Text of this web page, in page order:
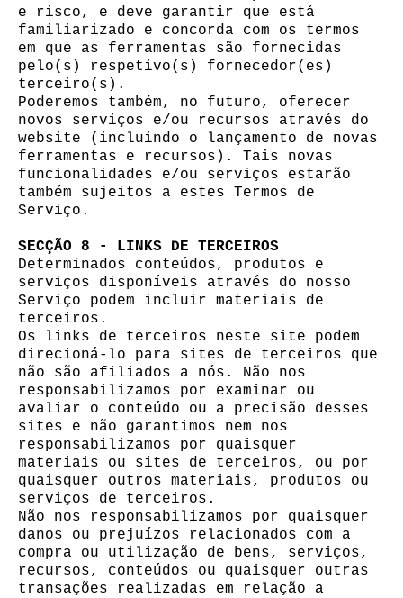
e risco, e deve garantir que está
familiarizado e concorda com os termos
em que as ferramentas são fornecidas
pelo(s) respetivo(s) fornecedor(es)
terceiro(s).
Poderemos também, no futuro, oferecer
novos serviços e/ou recursos através do
website (incluindo o lançamento de novas
ferramentas e recursos). Tais novas
funcionalidades e/ou serviços estarão
também sujeitos a estes Termos de
Serviço.
SECÇÃO 8 - LINKS DE TERCEIROS
Determinados conteúdos, produtos e
serviços disponíveis através do nosso
Serviço podem incluir materiais de
terceiros.
Os links de terceiros neste site podem
direcioná-lo para sites de terceiros que
não são afiliados a nós. Não nos
responsabilizamos por examinar ou
avaliar o conteúdo ou a precisão desses
sites e não garantimos nem nos
responsabilizamos por quaisquer
materiais ou sites de terceiros, ou por
quaisquer outros materiais, produtos ou
serviços de terceiros.
Não nos responsabilizamos por quaisquer
danos ou prejuízos relacionados com a
compra ou utilização de bens, serviços,
recursos, conteúdos ou quaisquer outras
transações realizadas em relação a